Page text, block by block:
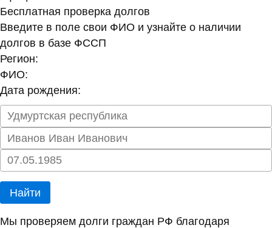
Бесплатная проверка долгов
Введите в поле свои ФИО и узнайте о наличии
долгов в базе ФССП
Регион:
ФИО:
Дата рождения:
Найти
Мы проверяем долги граждан РФ благодаря